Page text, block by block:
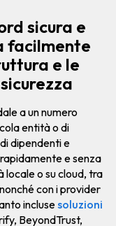
sicura e
facilmente
e le
a un numero
entità o di
dipendenti e
e senza
locale o su cloud, tra
con i provider
inclusesoluzioni
BeyondTrust,